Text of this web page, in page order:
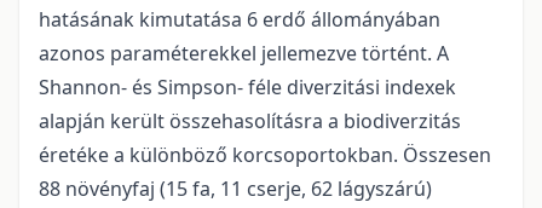
hatásának kimutatása 6 erdő állományában
azonos paraméterekkel jellemezve történt. A
Shannon- és Simpson- féle diverzitási indexek
alapján került összehasolításra a biodiverzitás
éretéke a különböző korcsoportokban. Összesen
88 növényfaj (15 fa, 11 cserje, 62 lágyszárú)